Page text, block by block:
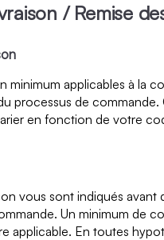
/ Remise
minimum applicables à la
processus de commande.
en fonction de votre
vous sont indiqués avant
Un minimum de
applicable. En toutes